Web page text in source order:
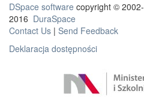
DSpace software copyright © 2002-
2016 DuraSpace
Contact Us | Send Feedback
Deklaracja dostępności